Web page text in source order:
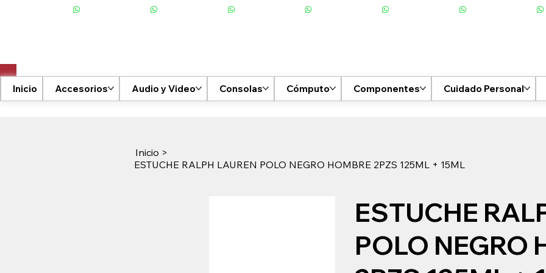
Inicio Accesorios Audio y Video Consolas Cómputo Componentes Cuidado Personal
Inicio >
ESTUCHE RALPH LAUREN POLO NEGRO HOMBRE 2PZS 125ML + 15ML
ESTUCHE
POLO NEGRO